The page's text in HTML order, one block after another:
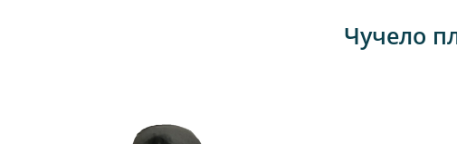
Чучело